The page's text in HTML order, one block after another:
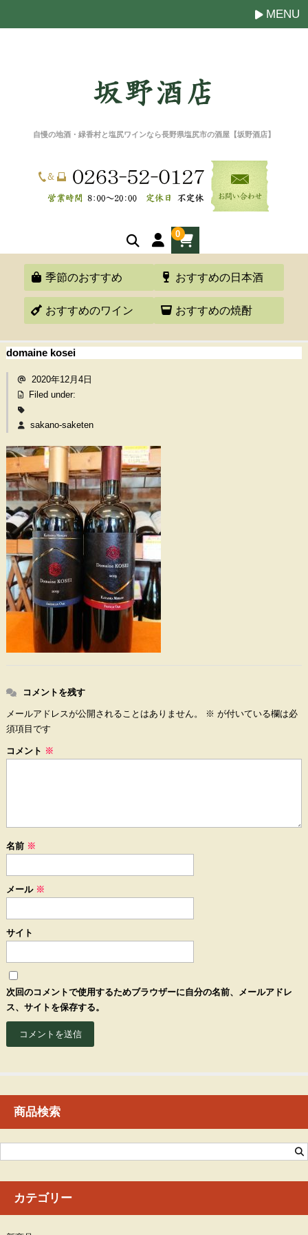
自慢の地酒・緑香村と塩尻ワインなら長野県塩尻市の酒屋【坂野酒店】
0
MENU
季節のおすすめ おすすめの日本酒
おすすめのワイン おすすめの焼酎
domaine kosei
2020年12月4日
Filed under:
sakano-saketen
コメントを残す
メールアドレスが公開されることはありません。 ※ が付いている欄は必
須項目です
コメント ※
名前 ※
メール ※
サイト
次回のコメントで使用するためブラウザーに自分の名前、メールアドレ
ス、サイトを保存する。
商品検索
カテゴリー